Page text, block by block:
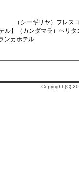
（シーギリヤ）フレ
ホテル】（カンダマラ）
ティラ
Copyright (C)